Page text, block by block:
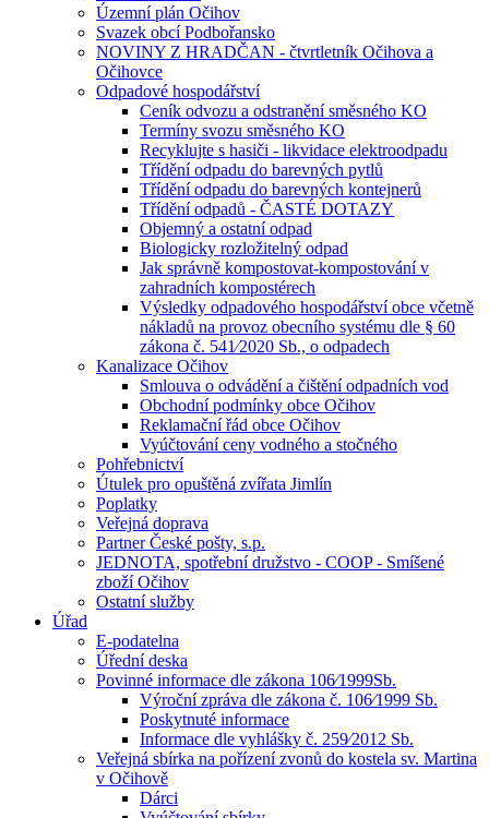
Územní plán Očihov
Svazek obcí Podbořansko
NOVINY Z HRADČAN - čtvrtletník Očihova a
Očihovce
Odpadové hospodářství
Ceník odvozu a odstranění směsného KO
Termíny svozu směsného KO
Recyklujte s hasiči - likvidace elektroodpadu
Třídění odpadu do barevných pytlů
Třídění odpadu do barevných kontejnerů
Třídění odpadů - ČASTÉ DOTAZY
Objemný a ostatní odpad
Biologicky rozložitelný odpad
Jak správně kompostovat-kompostování v
zahradních kompostérech
Výsledky odpadového hospodářství obce včetně
nákladů na provoz obecního systému dle § 60
zákona č. 541⁄2020 Sb., o odpadech
Kanalizace Očihov
Smlouva o odvádění a čištění odpadních vod
Obchodní podmínky obce Očihov
Reklamační řád obce Očihov
Vyúčtování ceny vodného a stočného
Pohřebnictví
Útulek pro opuštěná zvířata Jimlín
Poplatky
Veřejná doprava
Partner České pošty, s.p.
JEDNOTA, spotřební družstvo - COOP - Smíšené
zboží Očihov
Ostatní služby
Úřad
E-podatelna
Úřední deska
Povinné informace dle zákona 106⁄1999Sb.
Výroční zpráva dle zákona č. 106⁄1999 Sb.
Poskytnuté informace
Informace dle vyhlášky č. 259⁄2012 Sb.
Veřejná sbírka na pořízení zvonů do kostela sv. Martina
v Očihově
Dárci